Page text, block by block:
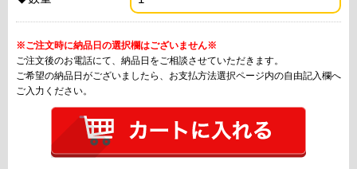
※ご注文時に納品日の選択欄はございません※
ご注文後のお電話にて、納品日をご相談させていただきます。
ご希望の納品日がございましたら、お支払方法選択ページ内の自由記入欄へ
ご入力ください。